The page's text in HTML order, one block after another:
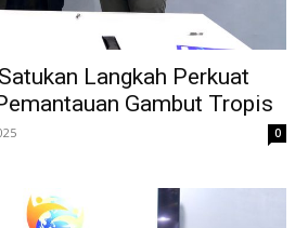
Langkah Perkuat
Gambut Tropis
0